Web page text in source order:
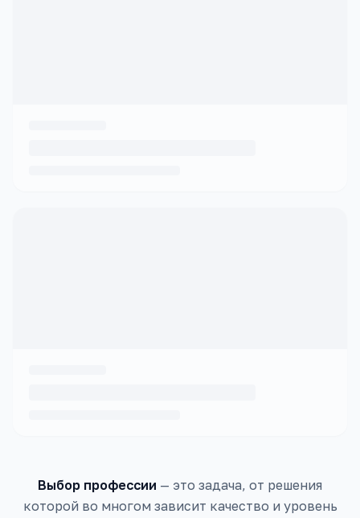
Выбор профессии — это задача, от решения
которой во многом зависит качество и уровень